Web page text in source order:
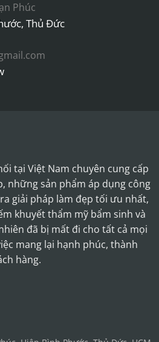
Phúc
Thủ Đức
tại Việt Nam chuyên cung cấp
những sản phẩm áp dụng công
giải pháp làm đẹp tối ưu nhất,
khuyết thẩm mỹ bẩm sinh và
đã bị mất đi cho tất cả mọi
mang lại hạnh phúc, thành
hàng.